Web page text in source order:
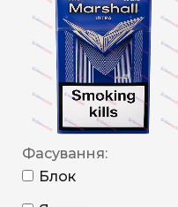
Фасування:
Блок